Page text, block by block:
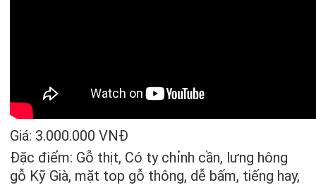
Giá: 3.000.000 VNĐ
Đặc điểm: Gỗ thịt, Có ty chỉnh cần, lưng hông
gỗ Kỹ Già, mặt top gỗ thông, dễ bấm, tiếng hay,